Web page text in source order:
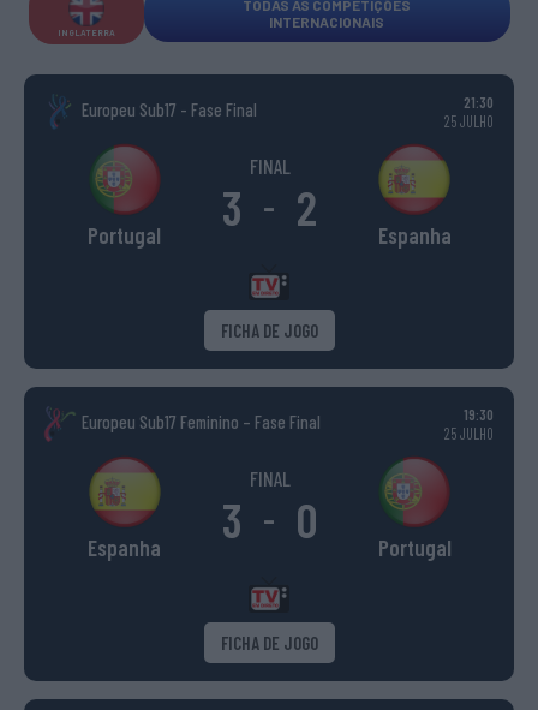
INGLATERRA
TODAS AS COMPETIÇÕES
INTERNACIONAIS
Europeu Sub17 - Fase Final
21:30
25 JULHO
Portugal
FINAL
3 - 2 Espanha
FICHA DE JOGO
Europeu Sub17 Feminino – Fase Final
19:30
25 JULHO
Espanha
FINAL
3 - 0 Portugal
FICHA DE JOGO